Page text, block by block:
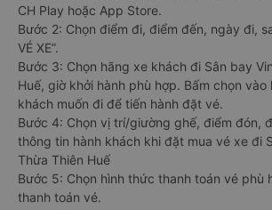
CH Play hoặc App Store.
Bước 2: Chọn điểm đi, điểm đến, ngày đi,
VÉ XE”.
Bước 3: Chọn hãng xe khách đi Sân bay
Huế, giờ khởi hành phù hợp. Bấm chọn
khách muốn đi để tiến hành đặt vé.
Bước 4: Chọn vị trí/giường ghế, điểm đón,
thông tin hành khách khi đặt mua vé xe đi
Thừa Thiên Huế
Bước 5: Chọn hình thức thanh toán vé phù
thanh toán vé.